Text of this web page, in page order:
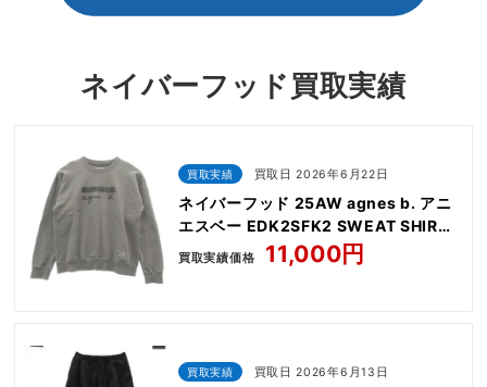
ネイバーフッド買取実績
買取実績 買取日 2026年6月22日
ネイバーフッド 25AW agnes b. アニ
エスベー EDK2SFK2 SWEAT SHIRT
LS
買取実績価格 11,000円
買取実績 買取日 2026年6月13日